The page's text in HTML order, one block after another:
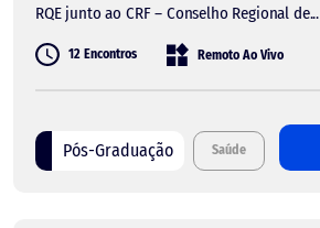
RQE junto ao CRF – Conselho Regional de...
12 Encontros Remoto Ao Vivo
Pós-Graduação Saúde